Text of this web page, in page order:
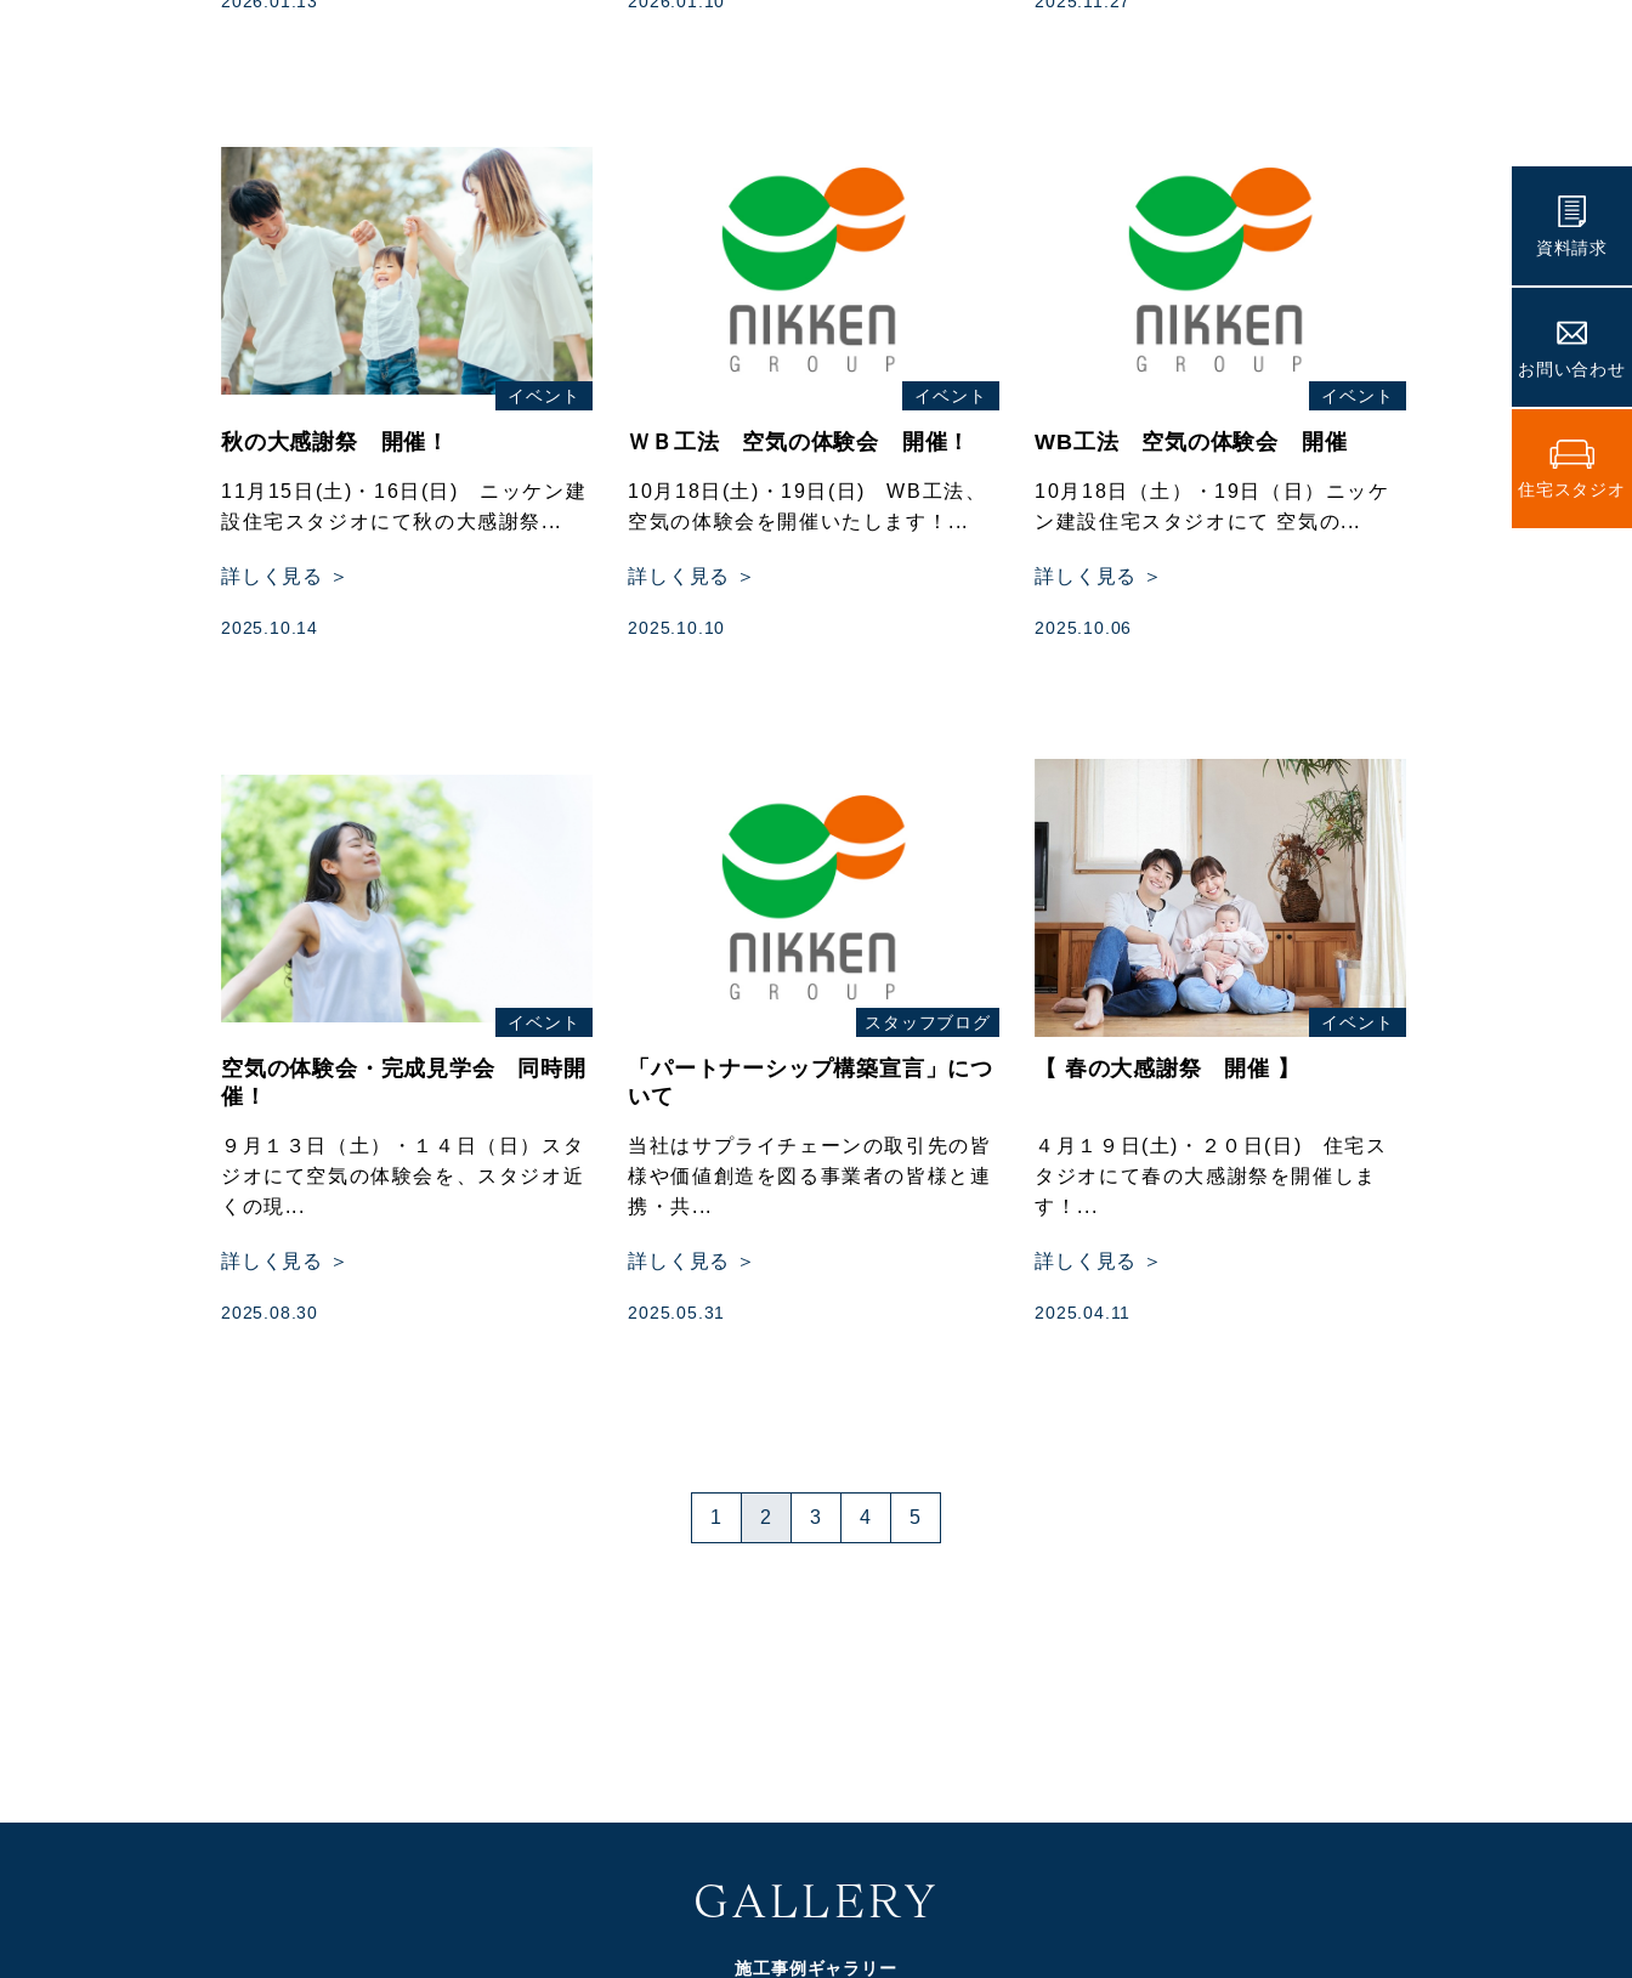
イベント
秋の大感謝祭 開催！
11月15日(土)・16日(日) ニッケン建
設住宅スタジオにて秋の大感謝祭...
詳しく見る ＞
2025.10.14
イベント
ＷＢ工法 空気の体験会 開催！
10月18日(土)・19日(日) WB工法、
空気の体験会を開催いたします！...
詳しく見る ＞
2025.10.10
イベント
WB工法 空気の体験会 開催
10月18日（土）・19日（日）ニッケ
ン建設住宅スタジオにて 空気の...
詳しく見る ＞
2025.10.06
イベント
空気の体験会・完成見学会 同時開
催！
９月１３日（土）・１４日（日）スタ
ジオにて空気の体験会を、スタジオ近
くの現...
詳しく見る ＞
2025.08.30
スタッフブログ
「パートナーシップ構築宣言」につ
いて
当社はサプライチェーンの取引先の皆
様や価値創造を図る事業者の皆様と連
携・共...
詳しく見る ＞
2025.05.31
イベント
【 春の大感謝祭 開催 】
４月１９日(土)・２０日(日) 住宅ス
タジオにて春の大感謝祭を開催しま
す！...
詳しく見る ＞
2025.04.11
1 2 3 4 5
GALLERY
施工事例ギャラリー
資料請求
お問い合わせ
住宅スタジオ